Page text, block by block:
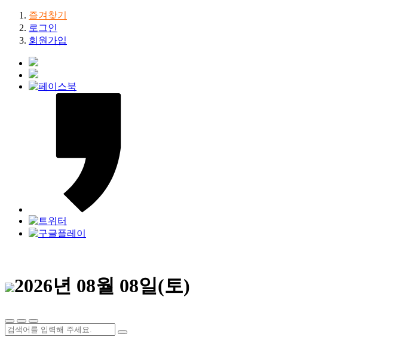
즐겨찾기
로그인
회원가입
2026년 08월 08일(토)